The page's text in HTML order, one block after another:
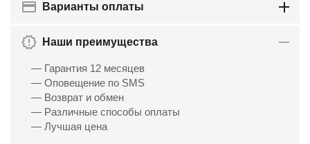
Варианты оплаты
Наши преимущества
— Гарантия 12 месяцев
— Оповещение по SMS
— Возврат и обмен
— Различные способы оплаты
— Лучшая цена